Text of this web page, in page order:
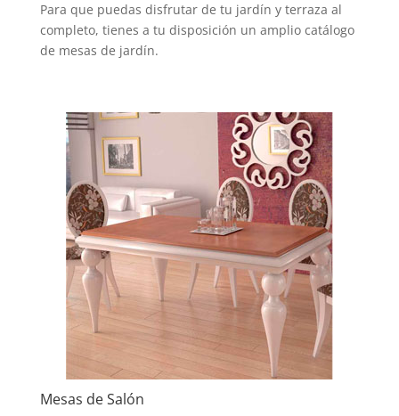
Para que puedas disfrutar de tu jardín y terraza al
completo, tienes a tu disposición un amplio catálogo
de mesas de jardín.
Mesas de Salón